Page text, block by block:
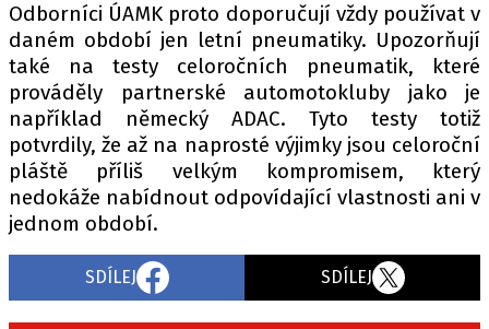
Odborníci ÚAMK proto doporučují vždy používat v
daném období jen letní pneumatiky. Upozorňují
také na testy celoročních pneumatik, které
prováděly partnerské automotokluby jako je
například německý ADAC. Tyto testy totiž
potvrdily, že až na naprosté výjimky jsou celoroční
pláště příliš velkým kompromisem, který
nedokáže nabídnout odpovídající vlastnosti ani v
jednom období.
SDÍLEJ SDÍLEJ